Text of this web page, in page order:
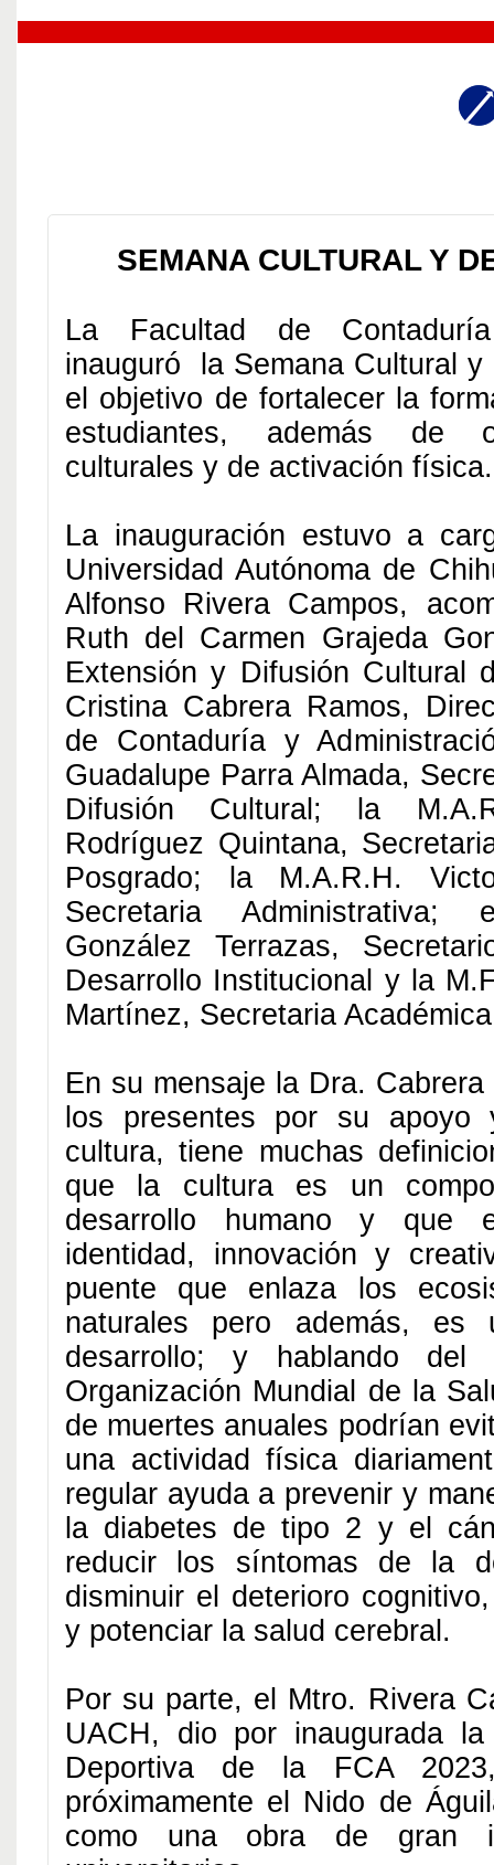
SEMANA CULTURAL Y
La Facultad de
inauguró la Semana Cultural y
el objetivo de fortalecer la
estudiantes, además de
culturales y de activación física.
La inauguración estuvo a
Universidad Autónoma de
Alfonso Rivera Campos,
Ruth del Carmen Grajeda
Extensión y Difusión Cultural
Cristina Cabrera Ramos,
de Contaduría y
Guadalupe Parra Almada,
Difusión Cultural; la
Rodríguez Quintana,
Posgrado; la M.A.R.H.
Secretaria
González Terrazas,
Desarrollo Institucional y la
Martínez, Secretaria
En su mensaje la Dra.
los presentes por su
cultura, tiene muchas
que la cultura es un
desarrollo humano y que
identidad, innovación y
puente que enlaza los
naturales pero además, es
desarrollo; y hablando del
Organización Mundial de la
de muertes anuales podrían
una actividad física
regular ayuda a prevenir y
la diabetes de tipo 2 y el
reducir los síntomas de la
disminuir el deterioro
y potenciar la salud cerebral.
Por su parte, el Mtro. Rivera
UACH, dio por inaugurada
Deportiva de la FCA
próximamente el Nido de
como una obra de gran